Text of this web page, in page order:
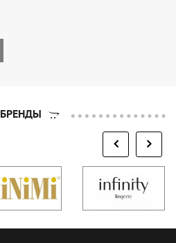
БРЕНДЫ